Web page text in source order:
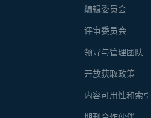
编辑委员会
评审委员会
领导与管理团队
开放获取政策
内容可用性和索引